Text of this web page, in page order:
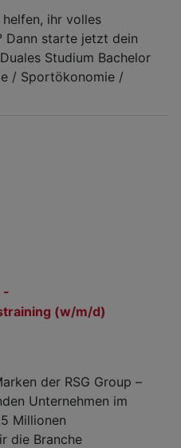
ihr volles
Dann starte jetzt dein
Studium Bachelor
/ Sportökonomie /
-
(w/m/d)
der RSG Group –
Unternehmen im
Millionen
die Branche